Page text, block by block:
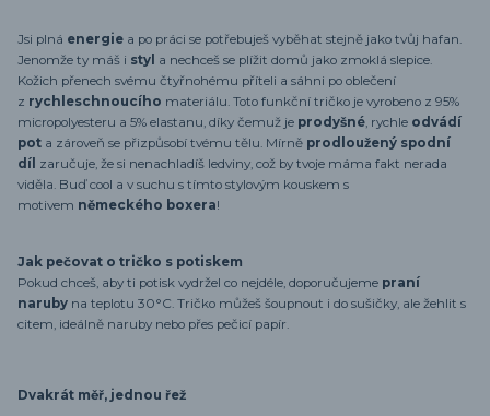
Jsi plná energie a po práci se potřebuješ vyběhat stejně jako tvůj hafan.
Jenomže ty máš i styl a nechceš se plížit domů jako zmoklá slepice.
Kožich přenech svému čtyřnohému příteli a sáhni po oblečení
z rychleschnoucího materiálu. Toto funkční tričko je vyrobeno z 95%
micropolyesteru a 5% elastanu, díky čemuž je prodyšné, rychle odvádí
pot a zároveň se přizpůsobí tvému tělu. Mírně prodloužený spodní
díl zaručuje, že si nenachladíš ledviny, což by tvoje máma fakt nerada
viděla. Buď cool a v suchu s tímto stylovým kouskem s
motivem německého boxera!
Jak pečovat o tričko s potiskem
Pokud chceš, aby ti potisk vydržel co nejdéle, doporučujeme praní
naruby na teplotu 30°C. Tričko můžeš šoupnout i do sušičky, ale žehlit s
citem, ideálně naruby nebo přes pečicí papír.
Dvakrát měř, jednou řež